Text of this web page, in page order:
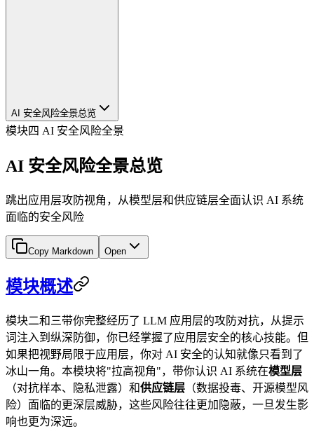
AI 安全风险全景总览
模块四 AI 安全风险全景
AI 安全风险全景总览
跳出应用层攻防视角，从模型层和供应链层全面认识 AI 系统
面临的安全风险
Copy Markdown Open
模块概述
模块二和三带你完整经历了 LLM 应用层的攻防对抗，从提示
词注入到纵深防御，你已经掌握了应用层安全的核心技能。但
如果把视野局限于应用层，你对 AI 安全的认知就像只看到了
冰山一角。本模块将"拉高视角"，带你认识 AI 系统在模型层
（对抗样本、隐私泄露）和供应链层 （数据投毒、开源模型风
险）面临的更深层威胁，这些风险往往更加隐蔽，一旦发生影
响也更为深远。